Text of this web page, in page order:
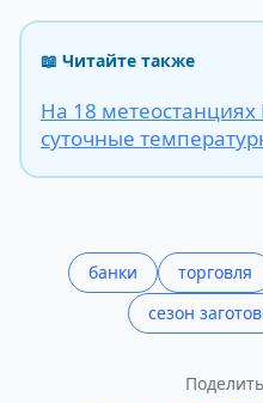
📖 Читайте также
На 18
суточные
банки торговля
сезон